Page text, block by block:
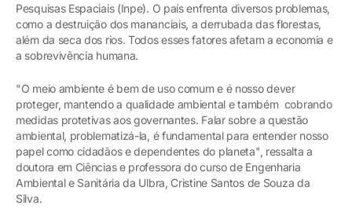
Pesquisas Espaciais (Inpe). O país enfrenta diversos problemas,
como a destruição dos mananciais, a derrubada das florestas,
além da seca dos rios. Todos esses fatores afetam a economia e
a sobrevivência humana.
"O meio ambiente é bem de uso comum e é nosso dever
proteger, mantendo a qualidade ambiental e também cobrando
medidas protetivas aos governantes. Falar sobre a questão
ambiental, problematizá-la, é fundamental para entender nosso
papel como cidadãos e dependentes do planeta", ressalta a
doutora em Ciências e professora do curso de Engenharia
Ambiental e Sanitária da Ulbra, Cristine Santos de Souza da
Silva.